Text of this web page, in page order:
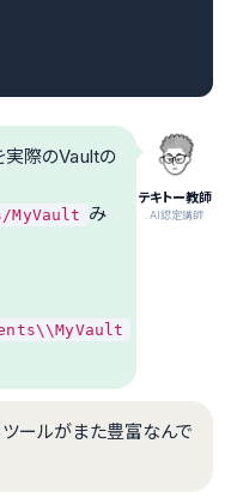
テキトー教師
.AI認定講師
実際のVaultの
MyVault み
ールがまた豊富なんで